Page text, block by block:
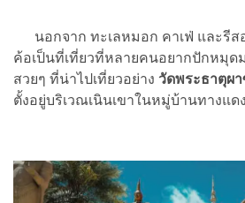
นอกจาก ทะเลหมอก คาเฟ่ และรีส
ค้อเป็นที่เที่ยวที่หลายคนอยากปักหมุด
สวยๆ ที่น่าไปเที่ยวอย่าง วัดพระธาตุผ
ตั้งอยู่บริเวณเนินเขาในหมู่บ้านทางแด